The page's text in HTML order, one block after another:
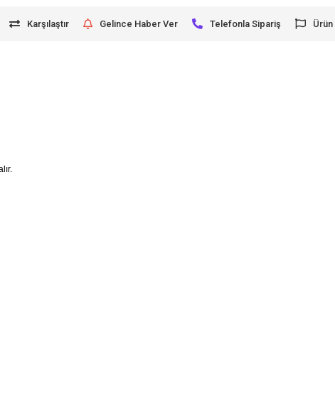
Karşılaştır Gelince Haber Ver Telefonla Sipariş